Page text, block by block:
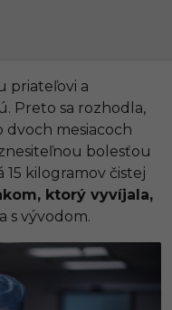
priateľovi a
Preto sa rozhodla,
dvoch mesiacoch
bolesťou
kilogramov čistej
ktorý vyvíjala,
s vývodom.